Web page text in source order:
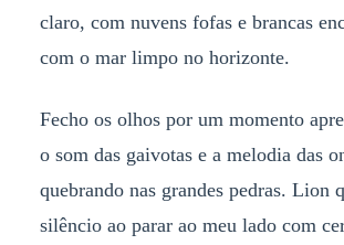
claro, com nuvens fofas e brancas
com o mar limpo no horizonte.
Fecho os olhos por um momento
o som das gaivotas e a melodia das
quebrando nas grandes pedras. Lion
silêncio ao parar ao meu lado com